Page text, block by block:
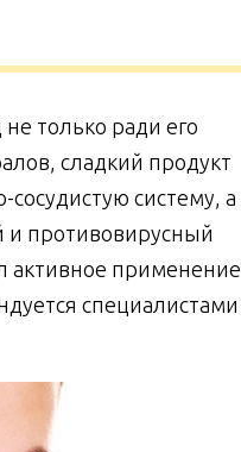
только ради его
сладкий продукт
систему, а
противовирусный
активное применение
специалистами